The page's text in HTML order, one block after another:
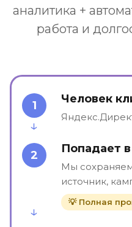
аналитика +
работа и
1 Человек
2 Попадает
Мы
источник,
💡 Полная